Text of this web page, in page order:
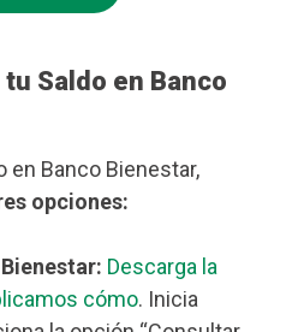
Saldo en Banco
en Banco Bienestar,
opciones:
Descarga la
cómo. Inicia